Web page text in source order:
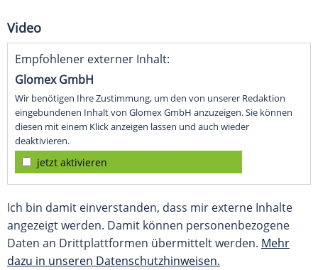
Video
Empfohlener externer Inhalt:
Glomex GmbH
Wir benötigen Ihre Zustimmung, um den von unserer Redaktion
eingebundenen Inhalt von Glomex GmbH anzuzeigen. Sie können
diesen mit einem Klick anzeigen lassen und auch wieder
deaktivieren.
jetzt aktivieren
Ich bin damit einverstanden, dass mir externe Inhalte
angezeigt werden. Damit können personenbezogene
Daten an Drittplattformen übermittelt werden. Mehr
dazu in unseren Datenschutzhinweisen.